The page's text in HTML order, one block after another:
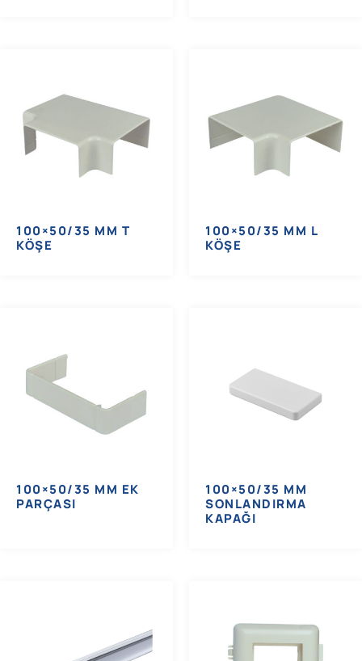
100×50/35 MM T
KÖŞE
100×50/35 MM L
KÖŞE
100×50/35 MM EK
PARÇASI
100×50/35 MM
SONLANDIRMA
KAPAĞI